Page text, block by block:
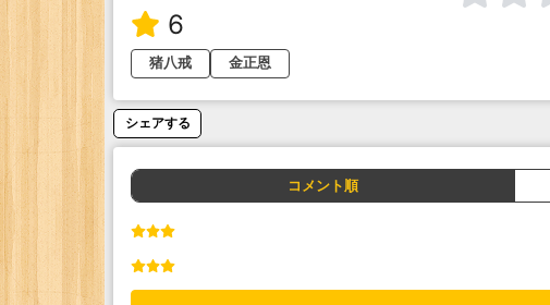
6
猪八戒
金正恩
シェアする
コメント順